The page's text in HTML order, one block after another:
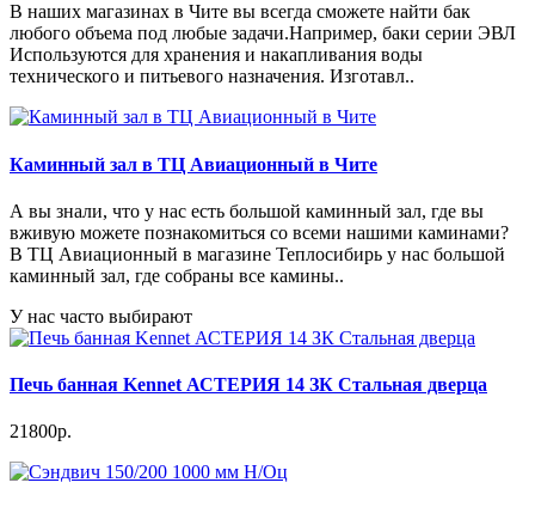
В наших магазинах в Чите вы всегда сможете найти бак
любого объема под любые задачи.Например, баки серии ЭВЛ
Используются для хранения и накапливания воды
технического и питьевого назначения. Изготавл..
Каминный зал в ТЦ Авиационный в Чите
А вы знали, что у нас есть большой каминный зал, где вы
вживую можете познакомиться со всеми нашими каминами?
В ТЦ Авиационный в магазине Теплосибирь у нас большой
каминный зал, где собраны все камины..
У нас часто выбирают
Печь банная Kennet АСТЕРИЯ 14 ЗК Стальная дверца
21800р.